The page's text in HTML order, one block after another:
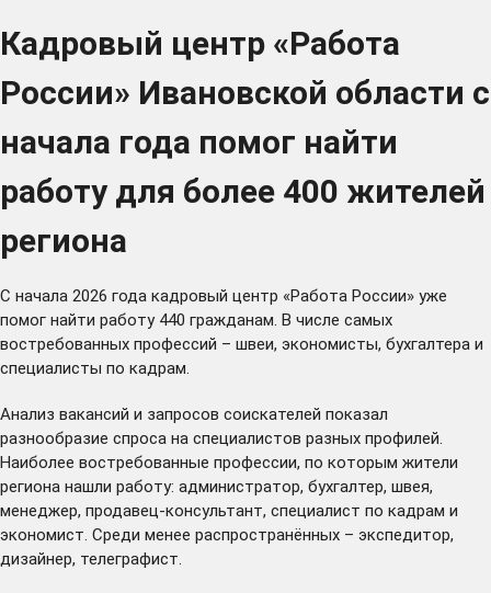
Кадровый центр «Работа
России» Ивановской области с
начала года помог найти
работу для более 400 жителей
региона
С начала 2026 года кадровый центр «Работа России» уже
помог найти работу 440 гражданам. В числе самых
востребованных профессий – швеи, экономисты, бухгалтера и
специалисты по кадрам.
Анализ вакансий и запросов соискателей показал
разнообразие спроса на специалистов разных профилей.
Наиболее востребованные профессии, по которым жители
региона нашли работу: администратор, бухгалтер, швея,
менеджер, продавец-консультант, специалист по кадрам и
экономист. Среди менее распространённых – экспедитор,
дизайнер, телеграфист.